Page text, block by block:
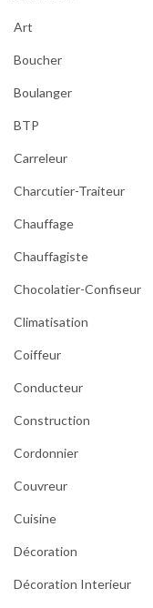
Art
Boucher
Boulanger
BTP
Carreleur
Charcutier-Traiteur
Chauffage
Chauffagiste
Chocolatier-Confiseur
Climatisation
Coiffeur
Conducteur
Construction
Cordonnier
Couvreur
Cuisine
Décoration
Décoration Interieur